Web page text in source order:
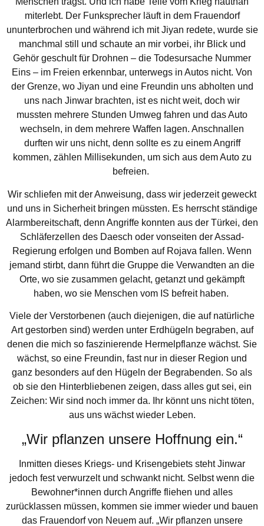
miterlebt. Der Funksprecher läuft in dem Frauendorf
ununterbrochen und während ich mit Jiyan redete, wurde sie
manchmal still und schaute an mir vorbei, ihr Blick und
Gehör geschult für Drohnen – die Todesursache Nummer
Eins – im Freien erkennbar, unterwegs in Autos nicht. Von
der Grenze, wo Jiyan und eine Freundin uns abholten und
uns nach Jinwar brachten, ist es nicht weit, doch wir
mussten mehrere Stunden Umweg fahren und das Auto
wechseln, in dem mehrere Waffen lagen. Anschnallen
durften wir uns nicht, denn sollte es zu einem Angriff
kommen, zählen Millisekunden, um sich aus dem Auto zu
befreien.
Wir schliefen mit der Anweisung, dass wir jederzeit geweckt
und uns in Sicherheit bringen müssten. Es herrscht ständige
Alarmbereitschaft, denn Angriffe konnten aus der Türkei, den
Schläferzellen des Daesch oder vonseiten der Assad-
Regierung erfolgen und Bomben auf Rojava fallen. Wenn
jemand stirbt, dann führt die Gruppe die Verwandten an die
Orte, wo sie zusammen gelacht, getanzt und gekämpft
haben, wo sie Menschen vom IS befreit haben.
Viele der Verstorbenen (auch diejenigen, die auf natürliche
Art gestorben sind) werden unter Erdhügeln begraben, auf
denen die mich so faszinierende Hermelpflanze wächst. Sie
wächst, so eine Freundin, fast nur in dieser Region und
ganz besonders auf den Hügeln der Begrabenden. So als
ob sie den Hinterbliebenen zeigen, dass alles gut sei, ein
Zeichen: Wir sind noch immer da. Ihr könnt uns nicht töten,
aus uns wächst wieder Leben.
„Wir pflanzen unsere Hoffnung ein.“
Inmitten dieses Kriegs- und Krisengebiets steht Jinwar
jedoch fest verwurzelt und schwankt nicht. Selbst wenn die
Bewohner*innen durch Angriffe fliehen und alles
zurücklassen müssen, kommen sie immer wieder und bauen
das Frauendorf von Neuem auf. „Wir pflanzen unsere